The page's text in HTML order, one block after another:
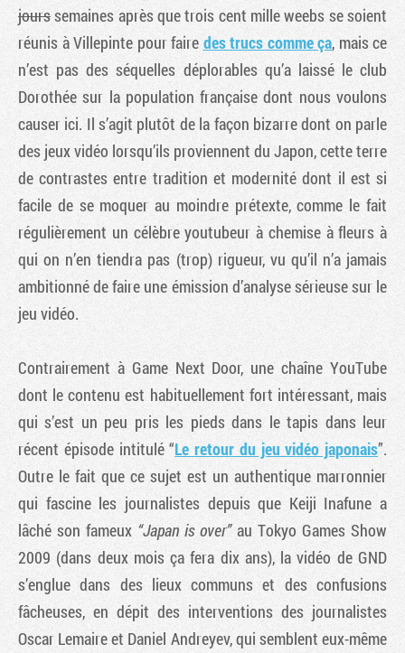
jourssemaines après que trois cent mille weebs se soient
réunis à Villepinte pour faire des trucs comme ça, mais ce
n’est pas des séquelles déplorables qu’a laissé le club
Dorothée sur la population française dont nous voulons
causer ici. Il s’agit plutôt de la façon bizarre dont on parle
des jeux vidéo lorsqu’ils proviennent du Japon, cette terre
de contrastes entre tradition et modernité dont il est si
facile de se moquer au moindre prétexte, comme le fait
régulièrement un célèbre youtubeur à chemise à fleurs à
qui on n’en tiendra pas (trop) rigueur, vu qu’il n’a jamais
ambitionné de faire une émission d’analyse sérieuse sur le
jeu vidéo.
Contrairement à Game Next Door, une chaîne YouTube
dont le contenu est habituellement fort intéressant, mais
qui s’est un peu pris les pieds dans le tapis dans leur
récent épisode intitulé “Le retour du jeu vidéo japonais”.
Outre le fait que ce sujet est un authentique marronnier
qui fascine les journalistes depuis que Keiji Inafune a
lâché son fameux “Japan is over”au Tokyo Games Show
2009 (dans deux mois ça fera dix ans), la vidéo de GND
s’englue dans des lieux communs et des confusions
fâcheuses, en dépit des interventions des journalistes
Oscar Lemaire et Daniel Andreyev, qui semblent eux-même